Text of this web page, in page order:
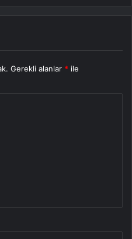
Gerekli alanlar * ile